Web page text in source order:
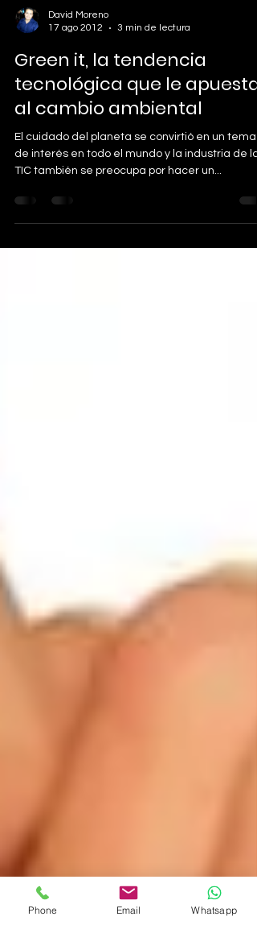
David Moreno
17 ago 2012
3 min de lectura
Green it, la tendencia
tecnológica que le apuesta
TIC también se preocupa por hacer un...
Phone Email Whatsapp